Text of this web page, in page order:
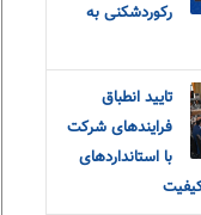
رکوردشکنی به
تایید انطباق
فرایندهای شرکت
با استانداردهای